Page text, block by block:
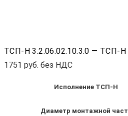
ТСП-Н 3.2.06.02.10.3.0 — ТСП-
1751 руб. без НДС
Исполнение ТСП-Н
Диаметр монтажной